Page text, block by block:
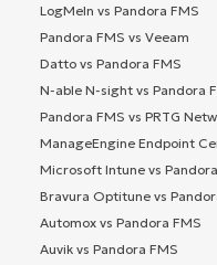
LogMeIn vs Pandora FMS
Pandora FMS vs Veeam
Datto vs Pandora FMS
N-able N-sight vs Pandora
Pandora FMS vs PRTG
ManageEngine Endpoint
Microsoft Intune vs
Bravura Optitune vs
Automox vs Pandora FMS
Auvik vs Pandora FMS